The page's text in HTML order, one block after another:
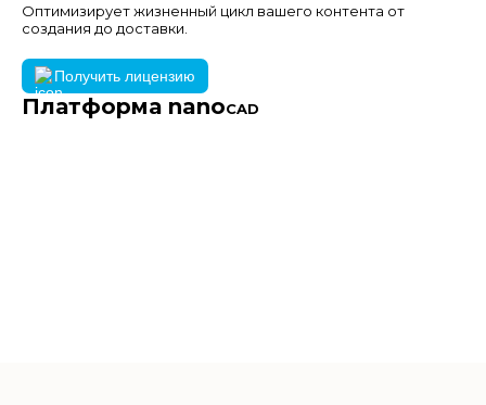
Оптимизирует жизненный цикл вашего контента от
создания до доставки.
Получить лицензию
Платформа nanoCAD